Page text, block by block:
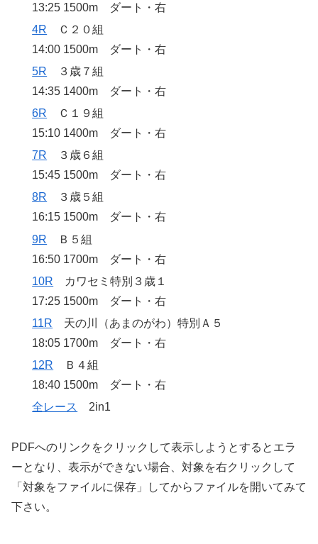
13:25 1500m ダート・右
4R Ｃ２０組
14:00 1500m ダート・右
5R ３歳７組
14:35 1400m ダート・右
6R Ｃ１９組
15:10 1400m ダート・右
7R ３歳６組
15:45 1500m ダート・右
8R ３歳５組
16:15 1500m ダート・右
9R Ｂ５組
16:50 1700m ダート・右
10R カワセミ特別３歳１
17:25 1500m ダート・右
11R 天の川（あまのがわ）特別Ａ５
18:05 1700m ダート・右
12R Ｂ４組
18:40 1500m ダート・右
全レース
2in1
PDFへのリンクをクリックして表示しようとするとエラ
ーとなり、表示ができない場合、対象を右クリックして
「対象をファイルに保存」してからファイルを開いてみて
下さい。